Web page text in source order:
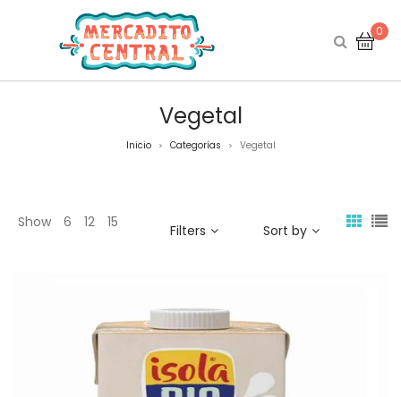
0
Vegetal
Inicio > Categorías > Vegetal
Show 6 12 15 Filters Sort by